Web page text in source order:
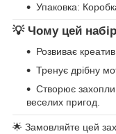
Упаковка:
💡 Чому цей
Розвиває
Тренує дрібну
Створює
веселих пригод.
🌟 Замовляйте цей